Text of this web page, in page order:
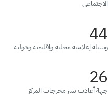
الاجتماعي
44
وسيلة إعلامية محلية وإقليمية ودولية
26
جهة أعادت نشر مخرجات المركز